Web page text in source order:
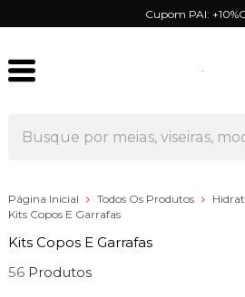
Cupom PAI:
Página Inicial Todos Os Produtos
Kits Copos E Garrafas
Kits Copos E Garrafas
56